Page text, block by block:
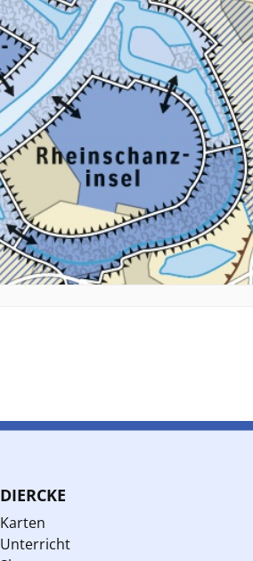
DIERCKE
Karten
Unterricht